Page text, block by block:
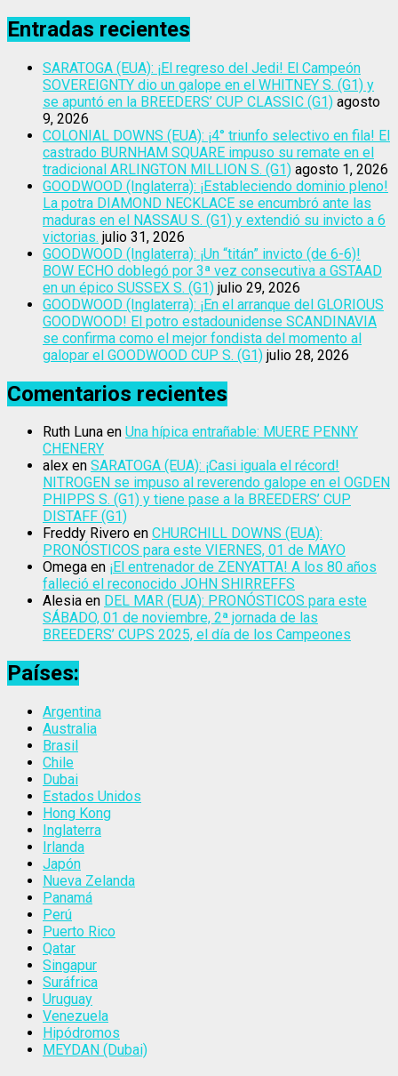
Entradas recientes
SARATOGA (EUA): ¡El regreso del Jedi! El Campeón
SOVEREIGNTY dio un galope en el WHITNEY S. (G1) y
se apuntó en la BREEDERS’ CUP CLASSIC (G1) agosto
9, 2026
COLONIAL DOWNS (EUA): ¡4° triunfo selectivo en fila! El
castrado BURNHAM SQUARE impuso su remate en el
tradicional ARLINGTON MILLION S. (G1) agosto 1, 2026
GOODWOOD (Inglaterra): ¡Estableciendo dominio pleno!
La potra DIAMOND NECKLACE se encumbró ante las
maduras en el NASSAU S. (G1) y extendió su invicto a 6
victorias. julio 31, 2026
GOODWOOD (Inglaterra): ¡Un “titán” invicto (de 6-6)!
BOW ECHO doblegó por 3ª vez consecutiva a GSTAAD
en un épico SUSSEX S. (G1) julio 29, 2026
GOODWOOD (Inglaterra): ¡En el arranque del GLORIOUS
GOODWOOD! El potro estadounidense SCANDINAVIA
se confirma como el mejor fondista del momento al
galopar el GOODWOOD CUP S. (G1) julio 28, 2026
Comentarios recientes
Ruth Luna en Una hípica entrañable: MUERE PENNY
CHENERY
alex en SARATOGA (EUA): ¡Casi iguala el récord!
NITROGEN se impuso al reverendo galope en el OGDEN
PHIPPS S. (G1) y tiene pase a la BREEDERS’ CUP
DISTAFF (G1)
Freddy Rivero en CHURCHILL DOWNS (EUA):
PRONÓSTICOS para este VIERNES, 01 de MAYO
Omega en ¡El entrenador de ZENYATTA! A los 80 años
falleció el reconocido JOHN SHIRREFFS
Alesia en DEL MAR (EUA): PRONÓSTICOS para este
SÁBADO, 01 de noviembre, 2ª jornada de las
BREEDERS’ CUPS 2025, el día de los Campeones
Países:
Argentina
Australia
Brasil
Chile
Dubai
Estados Unidos
Hong Kong
Inglaterra
Irlanda
Japón
Nueva Zelanda
Panamá
Perú
Puerto Rico
Qatar
Singapur
Suráfrica
Uruguay
Venezuela
Hipódromos
MEYDAN (Dubai)